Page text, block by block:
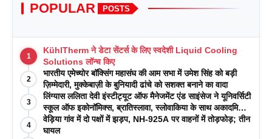
POPULAR POSTS
1
KühlTherm ने डेटा सेंटर्स के लिए स्वदेशी Liquid Cooling
Solutions लॉन्च किए
2
भारतीय एमेच्योर बॉक्सिंग महासंघ की आम सभा में उमेश सिंह को बड़ी
ज़िम्मेदारी, मुक्केबाज़ी के बुनियादी ढांचे को सशक्त बनाने का वादा
3
लिंग्यास ललिता देवी इंस्टीट्यूट ऑफ मैनेजमेंट एंड साइंसेज ने यूनिवर्सिटी
स्कूल ऑफ इकोनॉमिक्स, ब्रातिस्लावा, स्लोवाकिया के साथ अकादमिक
पत्रिकाओं में प्रकाशन रणनीतियों पर एक दिवसीय कार्यशाला का
आयोजन किया
4
वेड़िया गांव में दो पक्षों में झड़प, NH-925A पर वाहनों में तोड़फोड़; तीन
घायल